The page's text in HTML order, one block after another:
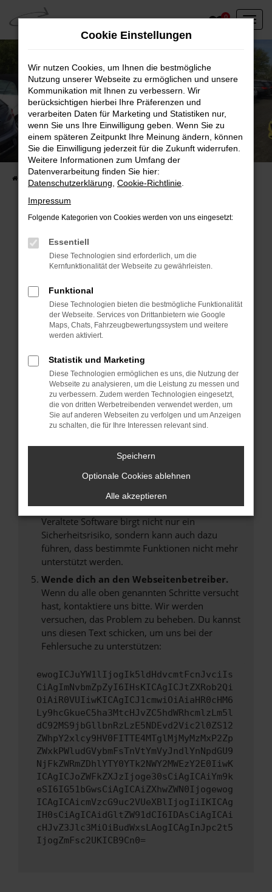
Zum
Hauptinhalt
springen
0
Unser Fahrzeugbestand vor Ort
Entdecken Sie unsere sofort verfügbaren
Fahrzeugangebote
Fehler: Network Error
Beim Laden ist ein Fehler aufgetreten.
Hier sind ein paar Tipps, die dir helfen können:
Überprüfe deine Firewall und deine
Internetverbindung.
Laden andere Webseiten, zum Beispiel deine
Suchmaschine?
Manche Erweiterungen, wie Werbeblocker,
können das Laden bestimmter Seiten
verhindern. Funktioniert die Seite in einem
anderen Browser oder in einem privaten
Fenster?
Das kann manchmal helfen, vorübergehende
Probleme zu beheben.
Stelle sicher, dass dein Browser und dein
Betriebssystem auf dem neuesten Stand
sind.
Veraltete Software birgt nicht nur ein
Sicherheitsrisiko, sondern kann auch dazu
führen, dass bestimmte Funktionen nicht mehr
unterstützt werden.
Wende dich an den Webseitenbetreiber.
Wenn du alle oben genannten Schritte versucht
hast, kontaktiere uns bitte. Wir werden
versuchen, das Problem zu beheben. Du kannst
uns diesen Text schicken, um uns bei der
Fehlersuche zu unterstützen:
ewogICJuYW1lIjogIk5ldHdvcmtFcnJvciIs
CiAgImNvbmZpZyI6IHsKICAgICJtZXRob2Qi
OiAiR0VUIiwKICAgICJ1cmwiOiAiaHR0cHM6
Ly9hcGkueC5ha3MtcHJvZC5hdWRhcmlzLm5l
dC92MS9jbGllbnRzLzE5NDEvd2Vic2l0ZS12
ZWhpY2xlcy9HV0FITTE4MTglMjMyMzMxP2Zp
ZWxkPWludGVybmFsTnVtYmVyJndlYnNpdGU9
NjFkZWRmZDhlYTY0YTk2NWY2MWEzY2E0IiwK
ICAgICJoZWFkZXJzIjoge30sCiAgICAiYm9k
eSI6IG51bGwsCiAgICAiZXhwZWN0Ijogewog
ICAgICAicmVzcG9uc2VUeXBlIjogIiIKICAg
IH0sCiAgICAidGltZW91dCI6IDAsCiAgICAi
cHJvZ3Jlc3MiOiBudWxsLAogICAgInJpc2t5
IjogZmFsc2UKICB9Cn0=
Cookie Einstellungen
Wir nutzen Cookies, um Ihnen die bestmögliche
Nutzung unserer Webseite zu ermöglichen und unsere
Kommunikation mit Ihnen zu verbessern. Wir
berücksichtigen hierbei Ihre Präferenzen und
verarbeiten Daten für Marketing und Statistiken nur,
wenn Sie uns Ihre Einwilligung geben. Wenn Sie zu
einem späteren Zeitpunkt Ihre Meinung ändern, können
Sie die Einwilligung jederzeit für die Zukunft widerrufen.
Weitere Informationen zum Umfang der
Datenverarbeitung finden Sie hier:
Datenschutzerklärung Cookie-Richtlinie
Impressum
Folgende Kategorien von Cookies werden von uns eingesetzt:
Essentiell
Diese Technologien sind erforderlich, um die
Kernfunktionalität der Webseite zu gewährleisten.
Funktional
Diese Technologien bieten die bestmögliche Funktionalität
der Webseite. Services von Drittanbietern wie Google
Maps, Chats, Fahrzeugbewertungssystem und weitere
werden aktiviert.
Statistik und Marketing
Diese Technologien ermöglichen es uns, die Nutzung der
Webseite zu analysieren, um die Leistung zu messen und
zu verbessern. Zudem werden Technologien eingesetzt,
die von dritten Werbetreibenden verwendet werden, um
Sie auf anderen Webseiten zu verfolgen und um Anzeigen
zu schalten, die für Ihre Interessen relevant sind.
Speichern
Optionale Cookies ablehnen
Alle akzeptieren